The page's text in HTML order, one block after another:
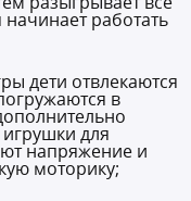
начинает работать
дети отвлекаются
в
для
напряжение и
моторику;